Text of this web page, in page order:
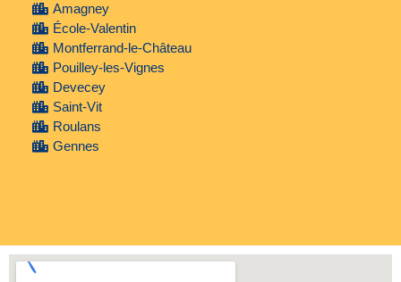
Amagney
École-Valentin
Montferrand-le-Château
Pouilley-les-Vignes
Devecey
Saint-Vit
Roulans
Gennes